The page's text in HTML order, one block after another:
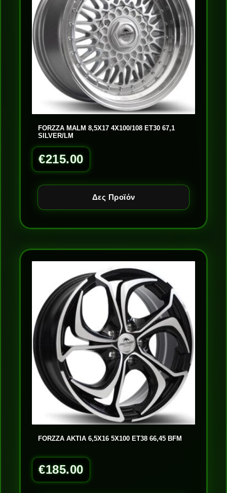
FORZZA MALM 8,5X17 4X100/108 ET30 67,1
SILVER/LM
€215.00
Δες Προϊόν
FORZZA AKTIA 6,5X16 5X100 ET38 66,45 BFM
€185.00